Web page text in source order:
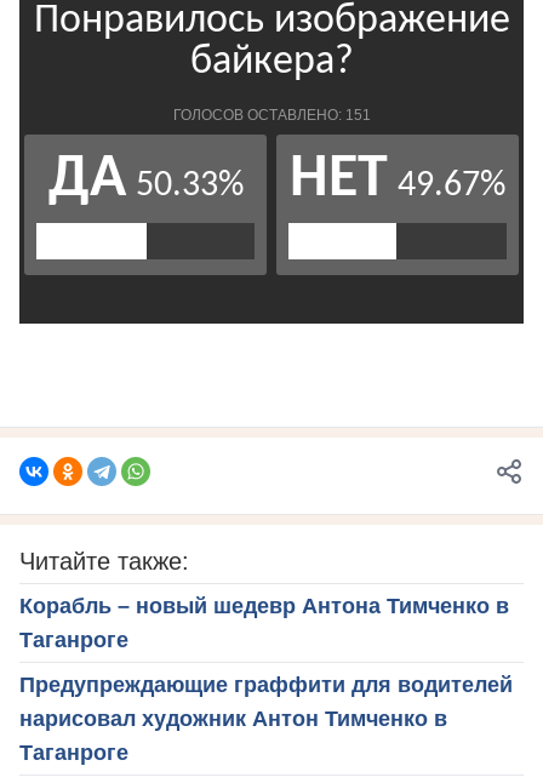
Читайте также:
Корабль – новый шедевр Антона Тимченко в
Таганроге
Предупреждающие граффити для водителей
нарисовал художник Антон Тимченко в
Таганроге